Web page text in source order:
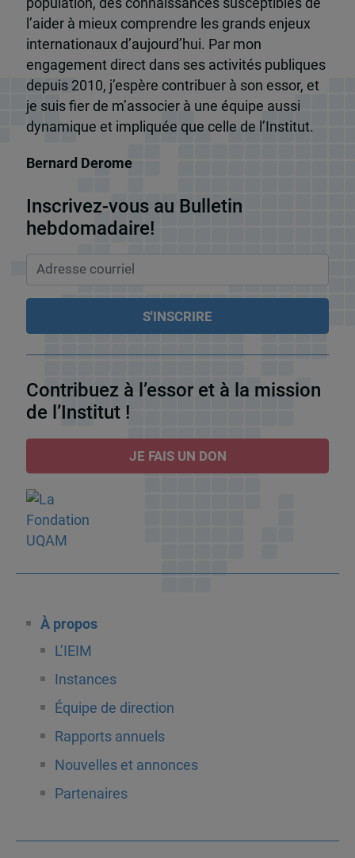
population, des connaissances susceptibles de
l’aider à mieux comprendre les grands enjeux
internationaux d’aujourd’hui. Par mon
engagement direct dans ses activités publiques
depuis 2010, j’espère contribuer à son essor, et
je suis fier de m’associer à une équipe aussi
dynamique et impliquée que celle de l’Institut.
Bernard Derome
Inscrivez-vous au Bulletin
hebdomadaire!
Contribuez à l’essor et à la mission
de l’Institut !
JE FAIS UN DON
À propos
L’IEIM
Instances
Équipe de direction
Rapports annuels
Nouvelles et annonces
Partenaires